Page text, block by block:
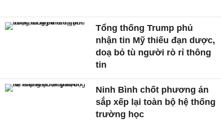
Tổng thống Trump phủ
nhận tin Mỹ thiếu đạn dược,
doạ bỏ tù người rò rỉ thông
tin
Ninh Bình chốt phương án
sắp xếp lại toàn bộ hệ thống
trường học